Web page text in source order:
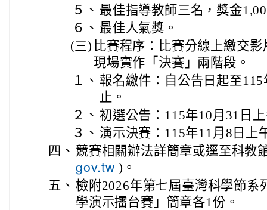
５、 最佳指導教師三名，獎金
６、 最佳人氣獎。
(三) 比賽程序：比賽分線上繳交
現場實作「決賽」兩階段。
１、 報名繳件：自公告日起至
止。
２、 初選公告：115年10月31日
３、 演示決賽：115年11月8日上
四、 競賽相關辦法詳簡章或逕至科教
gov.tw )。
五、 檢附2026年第七屆臺灣科學節系
學演示擂台賽」簡章各1份。